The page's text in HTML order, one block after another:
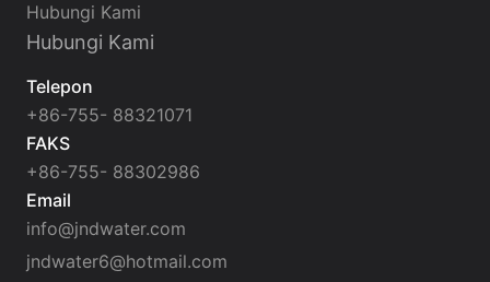
Hubungi Kami
Hubungi Kami
Telepon
+86-755- 88321071
FAKS
+86-755- 88302986
Email
info@jndwater.com
jndwater6@hotmail.com